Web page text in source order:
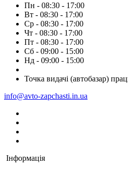
Пн - 08:30 - 17:00
Вт - 08:30 - 17:00
Ср - 08:30 - 17:00
Чт - 08:30 - 17:00
Пт - 08:30 - 17:00
Сб - 09:00 - 15:00
Нд - 09:00 - 15:00
Точка видачі (автобазар)
info@avto-zapchasti.in.ua
Інформація